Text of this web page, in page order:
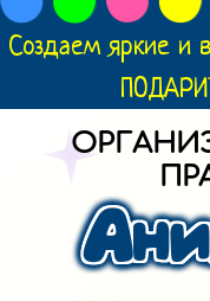
Создаем яркие и